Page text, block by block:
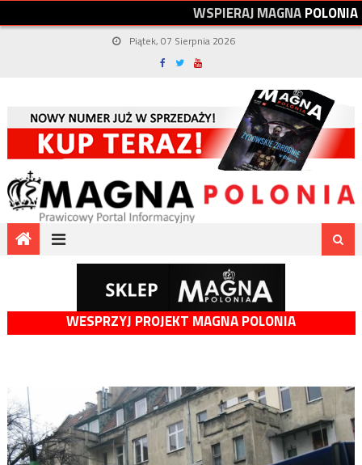
WSPIERAJMAGNAPOLONIA
Piątek, 07 Sierpnia 2026
WESPRZYJ PROJEKT MAGNA POLONIA